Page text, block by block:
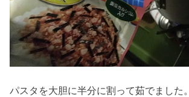
パスタを大胆に半分に割って茹でました。